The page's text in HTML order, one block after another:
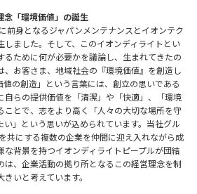
念「環境価値」の誕生
前身となるジャパンメンテナンスとイオンテク
しました。そして、このイオンディライトとい
るために何が必要かを議論し、生まれてきたの
、お客さま、地域社会の『環境価値』を創造し
の創造」という言葉には、創立の思いである
自らの提供価値を「清潔」や「快適」、「環境
ことで、志をより高く「人々の大切な場所を守
い」という思いが込められています。当社グル
共にする複数の企業を仲間に迎え入れながら成
な背景を持つイオンディライトピープルが団結
は、企業活動の拠り所となるこの経営理念を制
いと考えています。